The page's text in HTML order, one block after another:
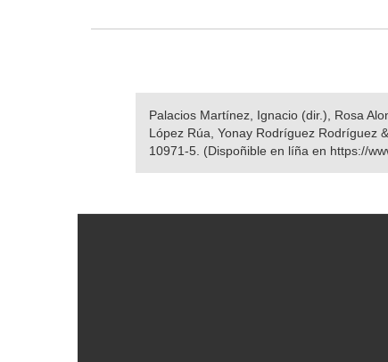
Palacios Martínez, Ignacio (dir.), Rosa
López Rúa, Yonay Rodríguez Rodríguez
10971-5. (Dispoñible en líña en https://